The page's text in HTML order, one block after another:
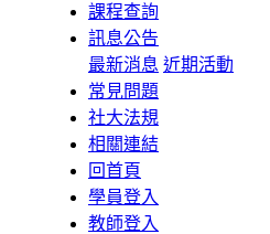
課程查詢
訊息公告
最新消息 近期活動
常見問題
社大法規
相關連結
回首頁
學員登入
教師登入